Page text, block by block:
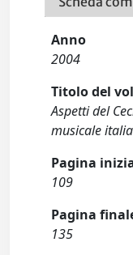
Anno
2004
Titolo del
Aspetti del
musicale
Pagina
109
Pagina
135